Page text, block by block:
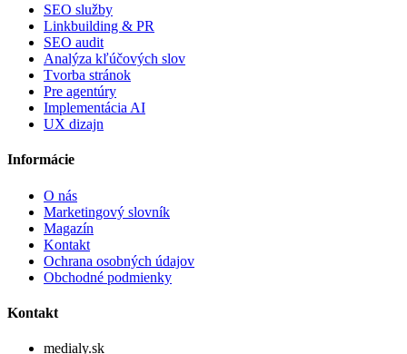
SEO služby
Linkbuilding & PR
SEO audit
Analýza kľúčových slov
Tvorba stránok
Pre agentúry
Implementácia AI
UX dizajn
Informácie
O nás
Marketingový slovník
Magazín
Kontakt
Ochrana osobných údajov
Obchodné podmienky
Kontakt
medialy.sk